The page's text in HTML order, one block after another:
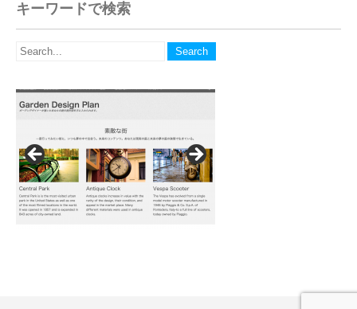
キーワードで検索